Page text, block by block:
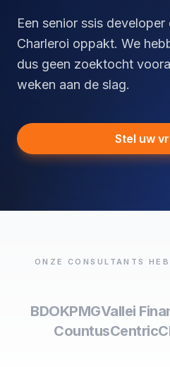
Een senior ssis
Charleroi oppakt. We
dus geen zoektocht
weken aan de slag.
Stel uw
ONZE CONSULTANTS
BDOKPMGVallei
CountusCentric